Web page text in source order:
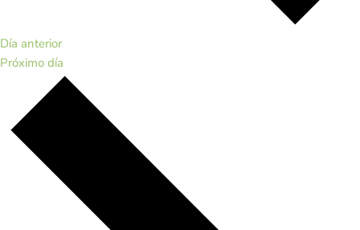
Día anterior
Próximo día